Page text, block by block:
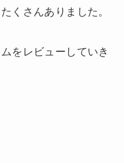
くさんありました。
をレビューしていき